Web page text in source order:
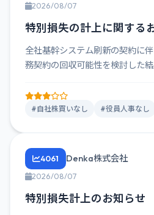
2026/08/07
特別損失の計上に関する
全社基幹システム刷新の契約に
務契約の回収可能性を検討した
#自社株買いなし #役員人事なし
4061 Denka株式会社
2026/08/07
特別損失計上のお知らせ